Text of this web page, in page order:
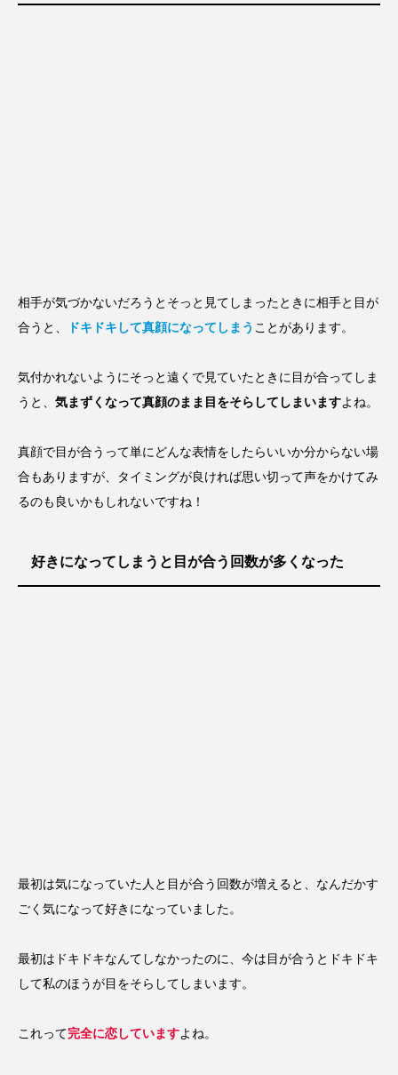
相手が気づかないだろうとそっと見てしまったときに相手と目が
合うと、
ドキドキして真顔になってしまう ことがあります。
気付かれないようにそっと遠くで見ていたときに目が合ってしま
うと、 気まずくなって真顔のまま目をそらしてしまいますよね。
真顔で目が合うって単にどんな表情をしたらいいか分からない場
合もありますが、タイミングが良ければ思い切って声をかけてみ
るのも良いかもしれないですね！
好きになってしまうと目が合う回数が多くなった
最初は気になっていた人と目が合う回数が増えると、なんだかす
ごく気になって好きになっていました。
最初はドキドキなんてしなかったのに、今は目が合うとドキドキ
して私のほうが目をそらしてしまいます。
これって完全に恋していますよね。